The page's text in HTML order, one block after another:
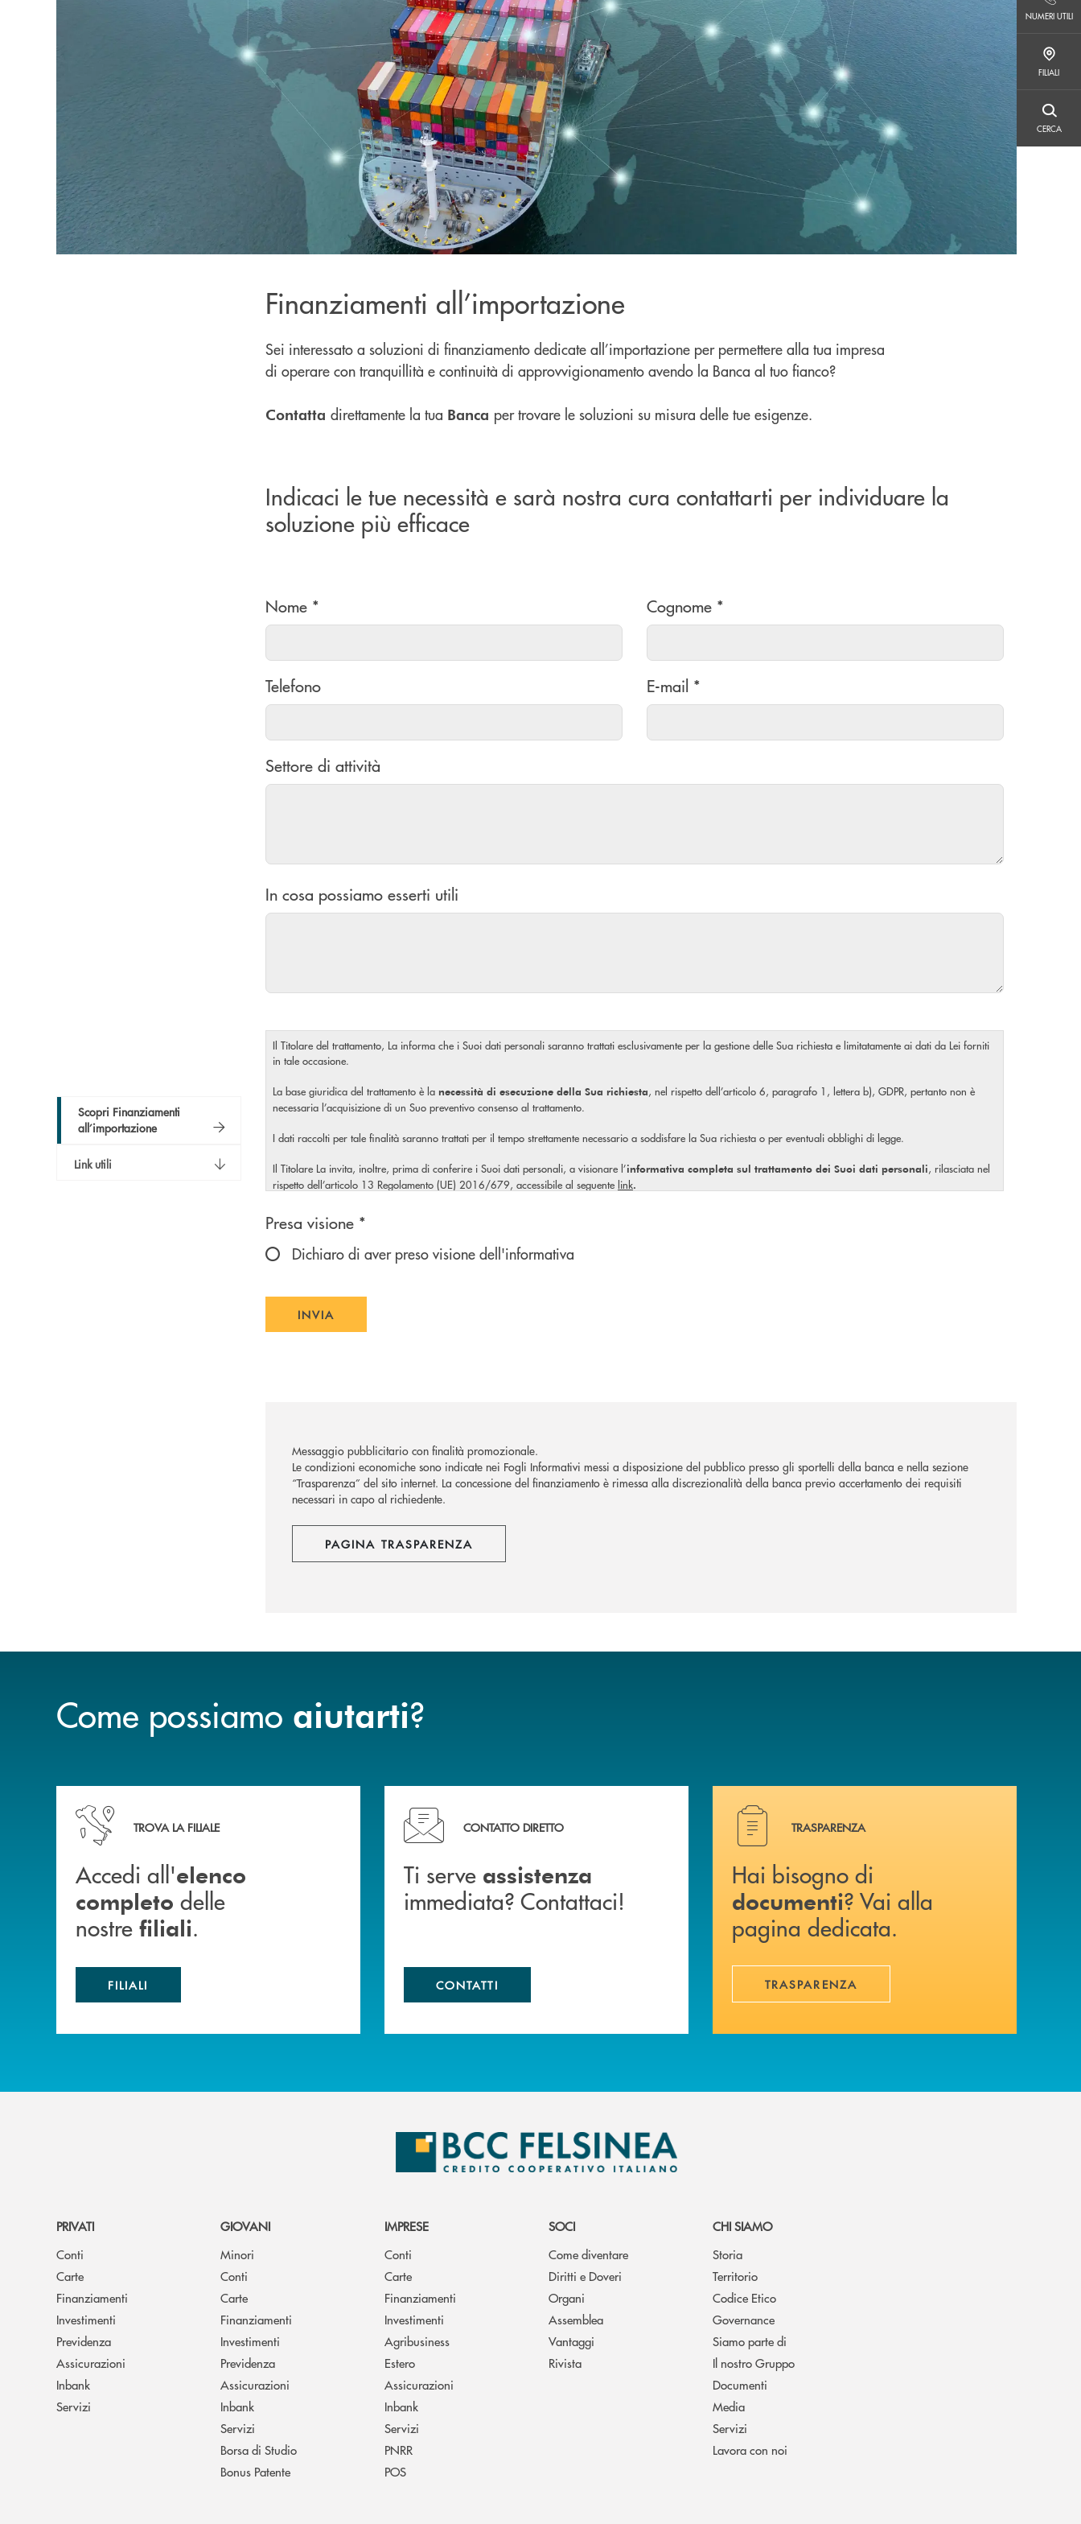
NUMERI UTILI
NUMERI UTILI
FILIALI
FILIALI
CERCA
CERCA
Scopri Finanziamenti
all’importazione
Link utili
Finanziamenti all’importazione
Sei interessato a soluzioni di finanziamento dedicate all’importazione per permettere alla tua impresa
di operare con tranquillità e continuità di approvvigionamento avendo la Banca al tuo fianco?
Contatta direttamente la tua Banca per trovare le soluzioni su misura delle tue esigenze.
Indicaci le tue necessità e sarà nostra cura contattarti per individuare la
soluzione più efficace
Nome * Cognome *
Telefono E-mail *
Settore di attività
In cosa possiamo esserti utili
Il Titolare del trattamento, La informa che i Suoi dati personali saranno trattati esclusivamente per la gestione delle Sua richiesta e limitatamente ai dati da Lei forniti
in tale occasione.
La base giuridica del trattamento è la necessità di esecuzione della Sua richiesta, nel rispetto dell’articolo 6, paragrafo 1, lettera b), GDPR, pertanto non è
necessaria l’acquisizione di un Suo preventivo consenso al trattamento.
I dati raccolti per tale finalità saranno trattati per il tempo strettamente necessario a soddisfare la Sua richiesta o per eventuali obblighi di legge.
Il Titolare La invita, inoltre, prima di conferire i Suoi dati personali, a visionare l’informativa completa sul trattamento dei Suoi dati personali, rilasciata nel
rispetto dell’articolo 13 Regolamento (UE) 2016/679, accessibile al seguente link.
Scegliere un'opzione
Presa visione *
Dichiaro di aver preso visione dell'informativa
INVIA FORM
INVIA
Messaggio pubblicitario con finalità promozionale.
Le condizioni economiche sono indicate nei Fogli Informativi messi a disposizione del pubblico presso gli sportelli della banca e nella sezione
“Trasparenza” del sito internet. La concessione del finanziamento è rimessa alla discrezionalità della banca previo accertamento dei requisiti
necessari in capo al richiedente.
PAGINA TRASPARENZA
Come possiamo aiutarti?
Accedi all' elenco completo delle nostre&nbsp; filiali .
TROVA LA FILIALE
Accedi all'elenco
completo delle
nostre filiali.
FILIALI
Ti serve assistenza immediata? Contattaci!
CONTATTO DIRETTO
Ti serve assistenza
immediata? Contattaci!
CONTATTI
Hai bisogno di documenti ? Vai alla pagina dedicata.
TRASPARENZA
Hai bisogno di
documenti? Vai alla
pagina dedicata.
TRASPARENZA
PRIVATI
Conti
Carte
Finanziamenti
Investimenti
Previdenza
Assicurazioni
Inbank
Servizi
GIOVANI
Minori
Conti
Carte
Finanziamenti
Investimenti
Previdenza
Assicurazioni
Inbank
Servizi
Borsa di Studio
Bonus Patente
IMPRESE
Conti
Carte
Finanziamenti
Investimenti
Agribusiness
Estero
Assicurazioni
Inbank
Servizi
PNRR
POS
SOCI
Come diventare
Diritti e Doveri
Organi
Assemblea
Vantaggi
Rivista
CHI SIAMO
Storia
Territorio
Codice Etico
Governance
Siamo parte di
Il nostro Gruppo
Documenti
Media
Servizi
Lavora con noi